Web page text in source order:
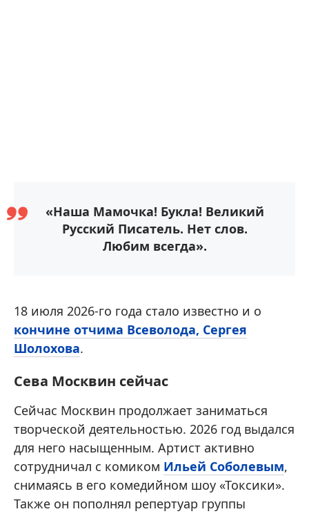
«Наша Мамочка! Букла! Великий
Русский Писатель. Нет слов.
Любим всегда».
18 июля 2026-го года стало известно и о
кончине отчима Всеволода, Сергея
Шолохова.
Сева Москвин сейчас
Сейчас Москвин продолжает заниматься
творческой деятельностью. 2026 год выдался
для него насыщенным. Артист активно
сотрудничал с комиком Ильей Соболевым,
снимаясь в его комедийном шоу «Токсики».
Также он пополнял репертуар группы